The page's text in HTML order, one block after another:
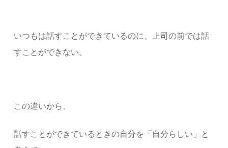
いつもは話すことができているのに、上司の前では話
すことができない。
この違いから、
話すことができているときの自分を「自分らしい」と